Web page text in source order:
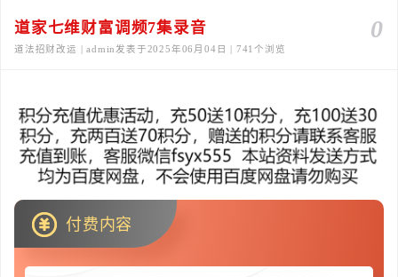
0
道家七维财富调频7集录音
道法招财改运 | admin发表于2025年06月04日 | 741个浏览
付费内容